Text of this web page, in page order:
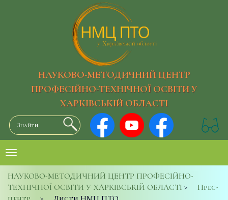
НАУКОВО-МЕТОДИЧНИЙ ЦЕНТР
ПРОФЕСІЙНО-ТЕХНІЧНОЇ ОСВІТИ У
ХАРКІВСЬКІЙ ОБЛАСТІ
НАУКОВО-МЕТОДИЧНИЙ ЦЕНТР ПРОФЕСІЙНО-
ТЕХНІЧНОЇ ОСВІТИ У ХАРКІВСЬКІЙ ОБЛАСТІ >
Прес-